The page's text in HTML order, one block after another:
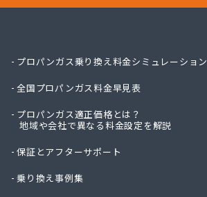
プロパンガス乗り換え料金シミュレーション
全国プロパンガス料金早見表
プロパンガス適正価格とは？
地域や会社で異なる料金設定を解説
保証とアフターサポート
乗り換え事例集